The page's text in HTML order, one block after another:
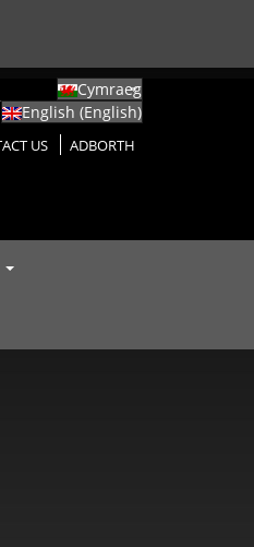
Cymraeg
English (English)
US ADBORTH